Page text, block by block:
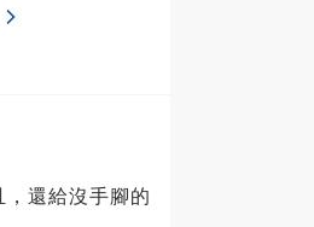
還給沒手腳的